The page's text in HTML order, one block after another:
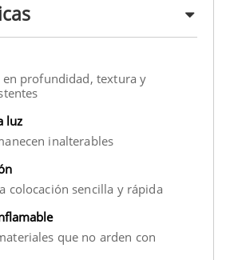
en profundidad, textura y
luz
inalterables
colocación sencilla y rápida
que no arden con